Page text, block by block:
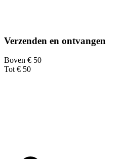
Verzenden en ontvangen
Boven € 50
Tot € 50